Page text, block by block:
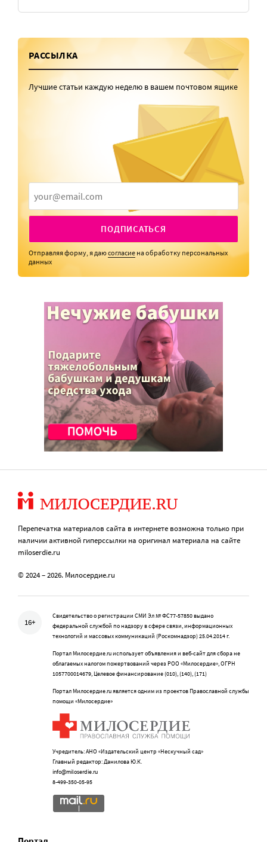
РАССЫЛКА
Лучшие статьи каждую неделю в вашем почтовом ящике
ПОДПИСАТЬСЯ
Отправляя форму, я даюсогласие на обработку персональных
данных
Перепечатка материалов сайта в интернете возможна только при
наличии активной гиперссылки на оригинал материала на сайте
miloserdie.ru
© 2024 – 2026. Милосердие.ru
16+
Свидетельство о регистрации СМИ Эл № ФС77-57850 выдано
федеральной службой по надзору в сфере связи, информационных
технологий и массовых коммуникаций (Роскомнадзор) 25.04.2014 г.
Портал Милосердие.ru использует объявления и веб-сайт для сбора не
облагаемых налогом пожертвований через РОО «Милосердие», ОГРН
1057700014679, Целевое финансирование (010), (140), (171)
Портал Милосердие.ru является одним из проектов Православной службы
помощи «Милосердие»
Учредитель: АНО «Издательский центр «Нескучный сад»
Главный редактор: Данилова Ю.К.
info@miloserdie.ru
8-499-350-05-95